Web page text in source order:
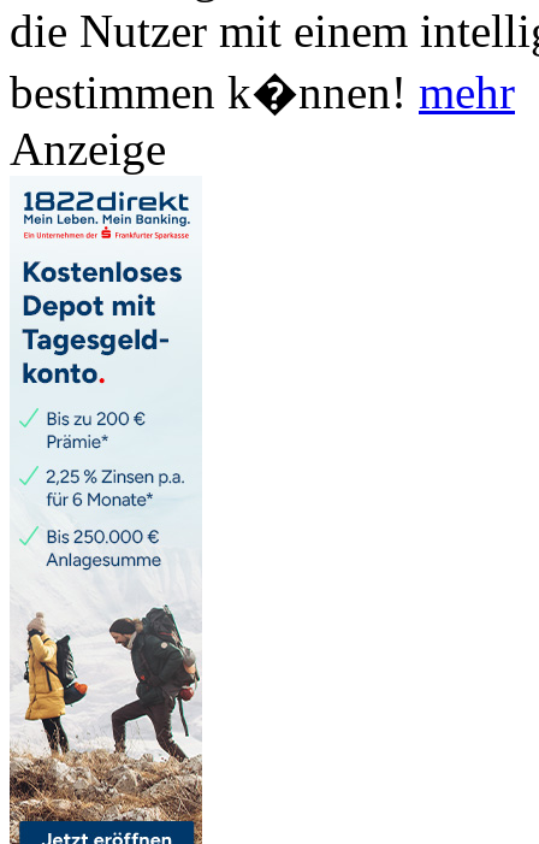
die Nutzer mit einem
bestimmen k�nnen! mehr
Anzeige